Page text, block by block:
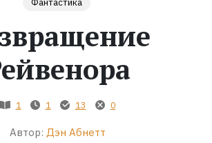
1 1 13 0
Автор: Дэн Абнетт